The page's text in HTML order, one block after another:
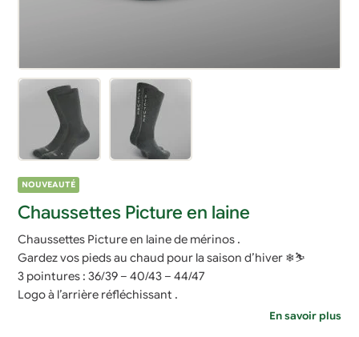
NOUVEAUTÉ
Chaussettes Picture en laine
Chaussettes Picture en laine de mérinos .
Gardez vos pieds au chaud pour la saison d’hiver ❄⛷
3 pointures : 36/39 – 40/43 – 44/47
Logo à l’arrière réfléchissant .
En savoir plus